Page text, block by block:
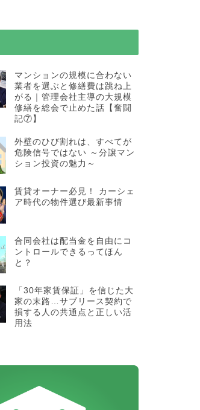
マンションの規模に合わない
業者を選ぶと修繕費は跳ね上
がる｜管理会社主導の大規模
修繕を総会で止めた話【奮闘
記⑦】
外壁のひび割れは、すべてが
危険信号ではない ～分譲マン
ション投資の魅力～
賃貸オーナー必見！ カーシェ
ア時代の物件選び最新事情
合同会社は配当金を自由にコ
ントロールできるってほん
と？
「30年家賃保証」を信じた大
家の末路…サブリース契約で
損する人の共通点と正しい活
用法